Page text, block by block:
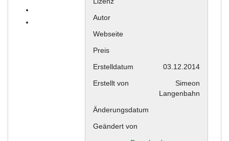
Autor
Webseite
Preis
Erstelldatum
03.12.2014
Erstellt von
Simeon
Langenbahn
Änderungsdatum
Geändert von